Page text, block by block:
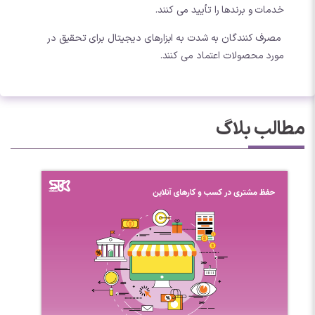
خدمات و برندها را تأیید می کنند.
مصرف کنندگان به شدت به ابزارهای دیجیتال برای تحقیق در
مورد محصولات اعتماد می کنند.
مطالب بلاگ